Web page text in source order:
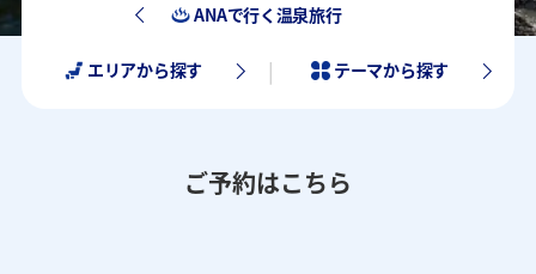
ANAで行く温泉旅行
エリアから探す テーマから探す
ご予約はこちら